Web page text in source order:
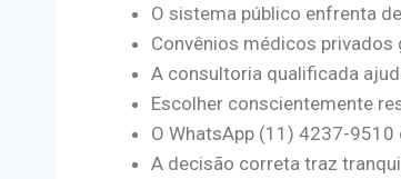
O sistema público enfrenta
Convênios médicos
A consultoria qualificada
Escolher conscientemente
O WhatsApp (11) 4237-
A decisão correta traz